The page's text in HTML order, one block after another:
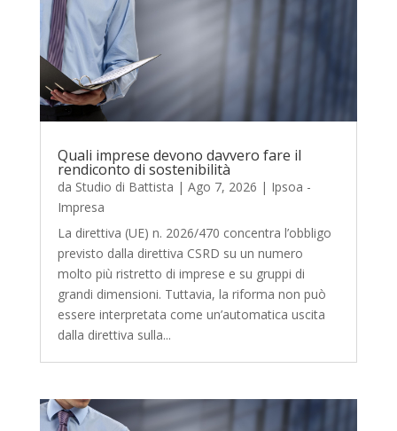
Quali imprese devono davvero fare il
rendiconto di sostenibilità
da Studio di Battista | Ago 7, 2026 | Ipsoa -
Impresa
La direttiva (UE) n. 2026/470 concentra l’obbligo
previsto dalla direttiva CSRD su un numero
molto più ristretto di imprese e su gruppi di
grandi dimensioni. Tuttavia, la riforma non può
essere interpretata come un’automatica uscita
dalla direttiva sulla...